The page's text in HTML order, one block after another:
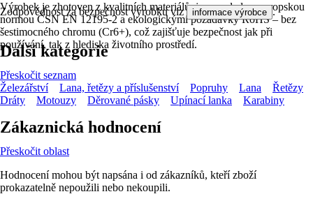
Výrobek je zhotoven z kvalitních materiálů, je v souladu s evropskou
normou ČSN EN 12195-2 a ekologickými požadavky RoHS – bez
šestimocného chromu (Cr6+), což zajišťuje bezpečnost jak při
používání, tak z hlediska životního prostředí.
Zodpovědnost za bezpečnost výrobku viz informace výrobce .
Další kategorie
Přeskočit seznam
Železářství
Lana, řetězy a příslušenství Popruhy Lana
Řetězy
Dráty
Motouzy Děrované pásky Upínací lanka Karabiny
Zákaznická hodnocení
Přeskočit oblast
Hodnocení mohou být napsána i od zákazníků, kteří zboží
prokazatelně nepoužili nebo nekoupili.